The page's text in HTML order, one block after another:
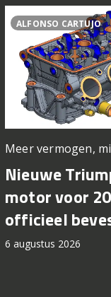
ALFONSO CARTUJO
Meer vermogen,
Nieuwe
motor voor
officieel
6 augustus 2026